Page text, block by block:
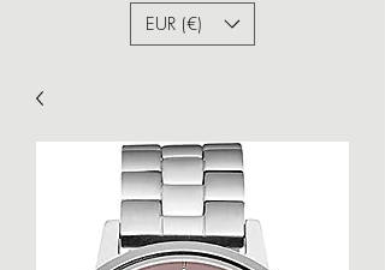
EUR (€)